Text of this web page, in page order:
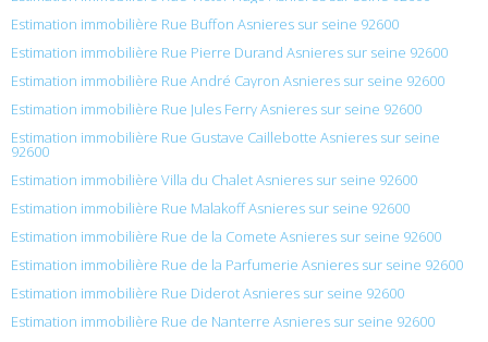
Estimation immobilière Rue Buffon Asnieres sur seine 92600
Estimation immobilière Rue Pierre Durand Asnieres sur seine 92600
Estimation immobilière Rue André Cayron Asnieres sur seine 92600
Estimation immobilière Rue Jules Ferry Asnieres sur seine 92600
Estimation immobilière Rue Gustave Caillebotte Asnieres sur seine
92600
Estimation immobilière Villa du Chalet Asnieres sur seine 92600
Estimation immobilière Rue Malakoff Asnieres sur seine 92600
Estimation immobilière Rue de la Comete Asnieres sur seine 92600
Estimation immobilière Rue de la Parfumerie Asnieres sur seine 92600
Estimation immobilière Rue Diderot Asnieres sur seine 92600
Estimation immobilière Rue de Nanterre Asnieres sur seine 92600